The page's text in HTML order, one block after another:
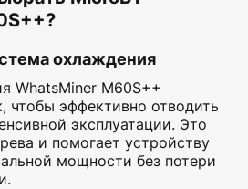
охлаждения
WhatsMiner M60S++
чтобы эффективно отводить
эксплуатации. Это
и помогает устройству
мощности без потери